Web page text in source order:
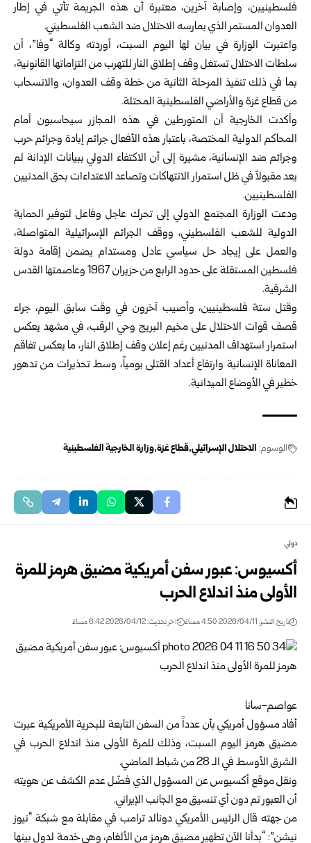
فلسطينيين، وإصابة آخرين، معتبرة أن هذه الجريمة تأتي في إطار
العدوان المستمر الذي يمارسه الاحتلال ضد الشعب الفلسطيني.
واعتبرت الوزارة في بيان لها اليوم السبت، أوردته وكالة “وفا”، أن
سلطات الاحتلال تستغل وقف إطلاق النار للتهرب من التزاماتها القانونية،
بما في ذلك تنفيذ المرحلة الثانية من خطة وقف العدوان، والانسحاب
من قطاع غزة والأراضي الفلسطينية المحتلة.
وأكدت الخارجية أن المتورطين في هذه المجازر سيحاسبون أمام
المحاكم الدولية المختصة، باعتبار هذه الأفعال جرائم إبادة وجرائم حرب
وجرائم ضد الإنسانية، مشيرة إلى أن الاكتفاء الدولي ببيانات الإدانة لم
يعد مقبولاً في ظل استمرار الانتهاكات وتصاعد الاعتداءات بحق المدنيين
الفلسطينيين.
ودعت الوزارة المجتمع الدولي إلى تحرك عاجل وفاعل لتوفير الحماية
الدولية للشعب الفلسطيني، ووقف الجرائم الإسرائيلية المتواصلة،
والعمل على إيجاد حل سياسي عادل ومستدام يضمن إقامة دولة
فلسطين المستقلة على حدود الرابع من حزيران 1967 وعاصمتها القدس
الشرقية.
وقتل ستة فلسطينيين، وأصيب آخرون في وقت سابق اليوم، جراء
قصف قوات الاحتلال على مخيم البريج وحي الرقب، في مشهد يعكس
استمرار استهداف المدنيين رغم إعلان وقف إطلاق النار، ما يعكس تفاقم
المعاناة الإنسانية وارتفاع أعداد القتلى يومياً، وسط تحذيرات من تدهور
خطير في الأوضاع الميدانية.
الوسوم: الاحتلال الإسرائيلي قطاع غزة وزارة الخارجية الفلسطينية
دولي
أكسيوس: عبور سفن أمريكية مضيق هرمز للمرة
الأولى منذ اندلاع الحرب
تاريخ النشر: 2026/04/11 4:50 مساءً اخر تحديث: 2026/04/12 6:42 مساءً
عواصم-سانا
أفاد مسؤول أمريكي بأن عدداً من السفن التابعة للبحرية الأمريكية عبرت
مضيق هرمز اليوم السبت، وذلك للمرة الأولى منذ اندلاع الحرب في
الشرق الأوسط في الـ 28 من شباط الماضي.
ونقل موقع أكسيوس عن المسؤول الذي فضّل عدم الكشف عن هويته
أن العبور تم دون أي تنسيق مع الجانب الإيراني.
من جهته قال الرئيس الأمريكي دونالد ترامب في مقابلة مع شبكة “نيوز
نيشن”: “بدأنا الآن تطهير مضيق هرمز من الألغام، وهي خدمة لدول بينها